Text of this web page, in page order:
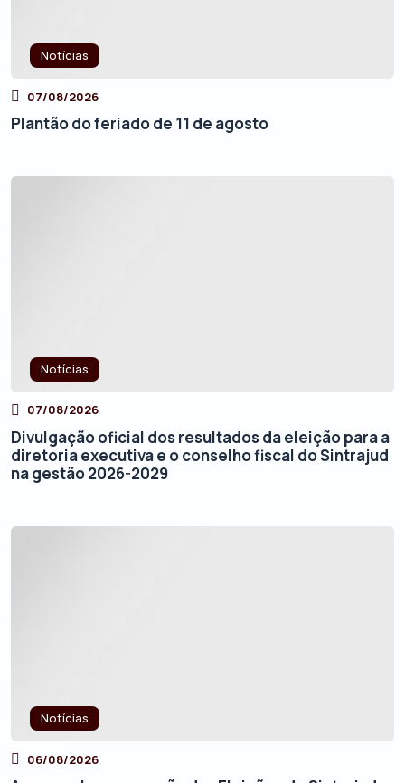
Notícias
07/08/2026
Plantão do feriado de 11 de agosto
Notícias
07/08/2026
Divulgação oficial dos resultados da eleição para a
diretoria executiva e o conselho fiscal do Sintrajud
na gestão 2026-2029
Notícias
06/08/2026